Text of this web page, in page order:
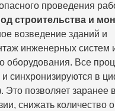
проведения
строительства и
возведение зданий и
инженерных систем
оборудования. Все
и синхронизируются в
позволяет заранее
снижать количество